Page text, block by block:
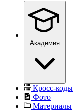
Академия
Кросс-коды
Фото
Материалы